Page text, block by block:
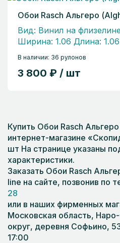
Обои Rasch Альгеро
Вид: Винил на флизелине
Ширина: 1.06 Длина: 1.06
В наличии: 36 рулонов
3 800 ₽ / шт
Купить Обои Rasch
интернет-магазине
шт На странице указаны
характеристики.
Заказать Обои Rasch
line на сайте, позвонив по
28
или в наших фирменных
Московская область,
округ, деревня Софьино,
17:00